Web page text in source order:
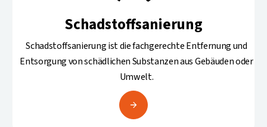
Schadstoffsanierung
Schadstoffsanierung ist die fachgerechte Entfernung und
Entsorgung von schädlichen Substanzen aus Gebäuden oder
Umwelt.